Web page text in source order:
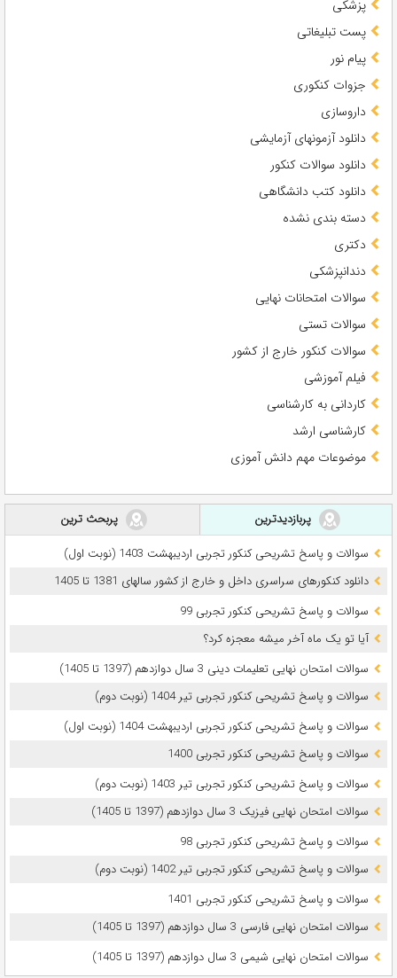
پزشکی
پست تبلیغاتی
پیام نور
جزوات کنکوری
داروسازی
دانلود آزمونهای آزمایشی
دانلود سوالات کنکور
دانلود کتب دانشگاهی
دسته بندی نشده
دکتری
دندانپزشکی
سوالات امتحانات نهایی
سوالات تستی
سوالات کنکور خارج از کشور
فیلم آموزشی
کاردانی به کارشناسی
کارشناسی ارشد
موضوعات مهم دانش آموزی
پربازدیدترین
پربحث ترین
سوالات و پاسخ تشریحی کنکور تجربی اردیبهشت 1403 (نوبت اول)
دانلود کنکورهای سراسری داخل و خارج از کشور سالهای 1381 تا 1405
سوالات و پاسخ تشریحی کنکور تجربی 99
آیا تو یک ماه آخر میشه معجزه کرد؟
سوالات امتحان نهایی تعلیمات دینی 3 سال دوازدهم (1397 تا 1405)
سوالات و پاسخ تشریحی کنکور تجربی تیر 1404 (نوبت دوم)
سوالات و پاسخ تشریحی کنکور تجربی اردیبهشت 1404 (نوبت اول)
سوالات و پاسخ تشریحی کنکور تجربی 1400
سوالات و پاسخ تشریحی کنکور تجربی تیر 1403 (نوبت دوم)
سوالات امتحان نهایی فیزیک 3 سال دوازدهم (1397 تا 1405)
سوالات و پاسخ تشریحی کنکور تجربی 98
سوالات و پاسخ تشریحی کنکور تجربی تیر 1402 (نوبت دوم)
سوالات و پاسخ تشریحی کنکور تجربی 1401
سوالات امتحان نهایی فارسی 3 سال دوازدهم (1397 تا 1405)
سوالات امتحان نهایی شیمی 3 سال دوازدهم (1397 تا 1405)